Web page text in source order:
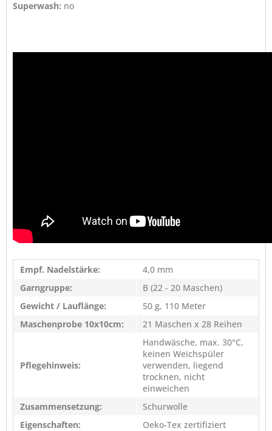
Superwash: no
Empf. Nadelstärke:
4,0 mm
Garngruppe:
B (22 - 20 Maschen)
Gewicht / Lauflänge:
50 g, 110 Meter
Maschenprobe 10x10cm:
21 Maschen x 28 Reihen
Pflegehinweis:
Handwäsche, max. 30°C,
keinen Weichspüler
verwenden, liegend
trocknen, nicht
einweichen
Zusammensetzung:
Schurwolle
Eigenschaften:
Oeko-Tex zertifiziert